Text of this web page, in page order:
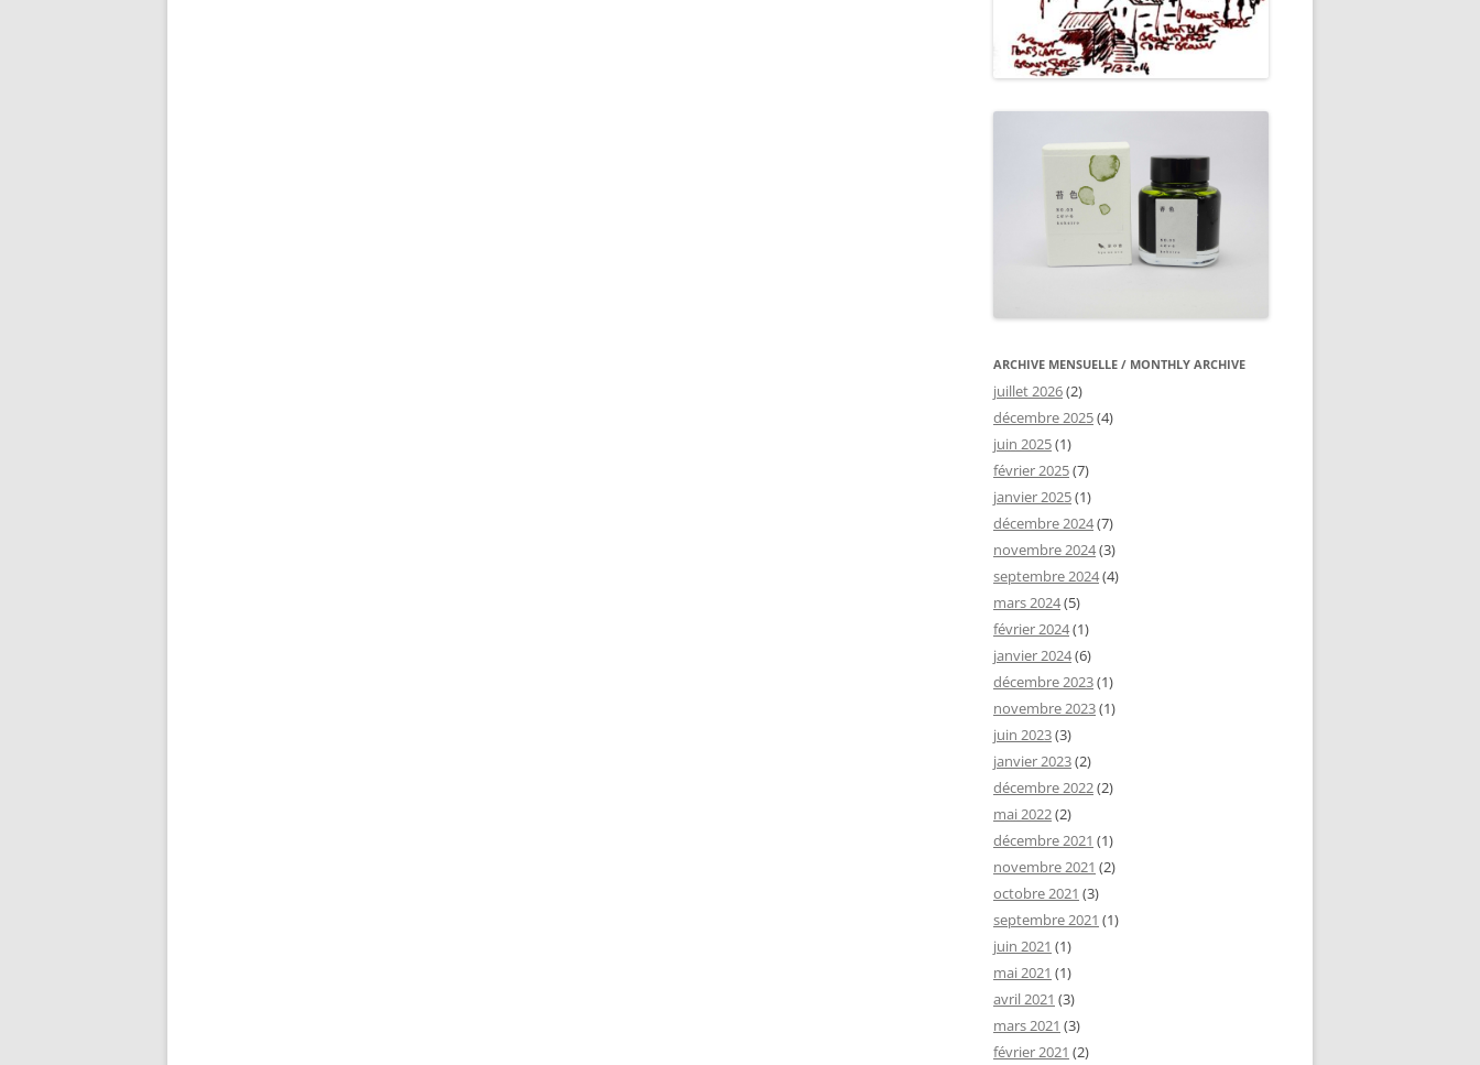
ARCHIVE MENSUELLE / MONTHLY ARCHIVE
juillet 2026(2)
décembre 2025(4)
juin 2025(1)
février 2025(7)
janvier 2025(1)
décembre 2024(7)
novembre 2024(3)
septembre 2024(4)
mars 2024(5)
février 2024(1)
janvier 2024(6)
décembre 2023(1)
novembre 2023(1)
juin 2023(3)
janvier 2023(2)
décembre 2022(2)
mai 2022(2)
décembre 2021 (1)
novembre 2021 (2)
octobre 2021 (3)
septembre 2021 (1)
juin 2021 (1)
mai 2021 (1)
avril 2021 (3)
mars 2021 (3)
février 2021 (2)